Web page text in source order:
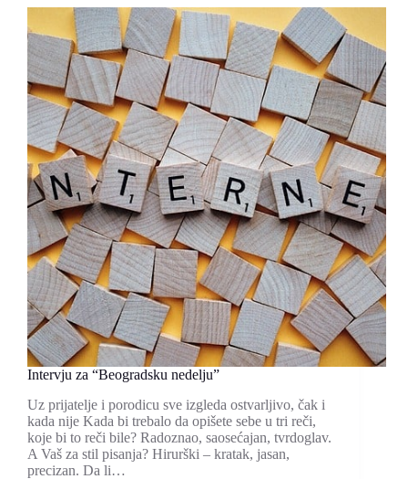
Intervju za “Beogradsku nedelju”
Uz prijatelje i porodicu sve izgleda ostvarljivo, čak i
kada nije Kada bi trebalo da opišete sebe u tri reči,
koje bi to reči bile? Radoznao, saosećajan, tvrdoglav.
A Vaš za stil pisanja? Hirurški – kratak, jasan,
precizan. Da li…